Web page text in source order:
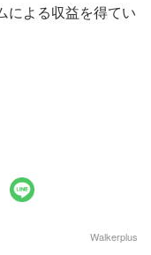
による収益を得てい
Walkerplus